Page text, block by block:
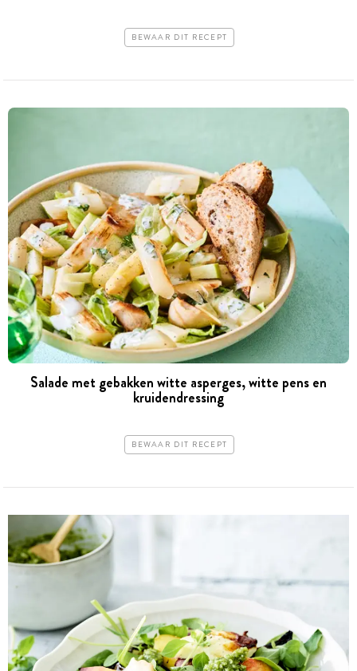
BEWAAR DIT RECEPT
Salade met gebakken witte asperges, witte pens en
kruidendressing
BEWAAR DIT RECEPT